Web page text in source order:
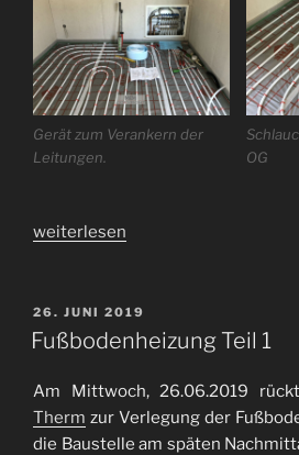
Gerät zum Verankern der
Leitungen.
OG
„Fußbodenheizung
weiterlesen
VERÖFFENTLICHT
AM
26. JUNI 2019
Fußbodenheizung Teil 1
Am Mittwoch, 26.06.2019
Therm zur Verlegung der
die Baustelle am späten